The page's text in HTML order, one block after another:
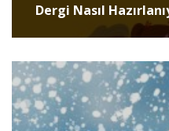
Dergi Nasıl